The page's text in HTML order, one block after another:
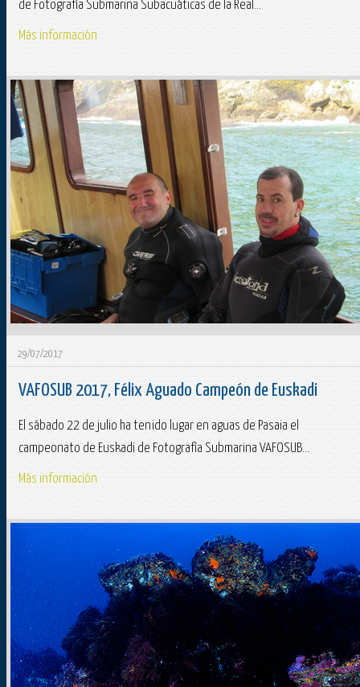
de Fotografía Submarina Subacuáticas de la Real...
Más información
29/07/2017
VAFOSUB 2017, Félix Aguado Campeón de Euskadi
El sábado 22 de julio ha tenido lugar en aguas de Pasaia el
campeonato de Euskadi de Fotografía Submarina VAFOSUB...
Más información